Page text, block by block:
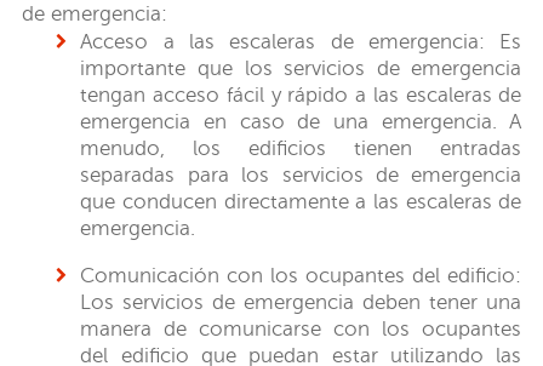
de emergencia:
Acceso a las escaleras de emergencia: Es
importante que los servicios de emergencia
tengan acceso fácil y rápido a las escaleras de
emergencia en caso de una emergencia. A
menudo, los edificios tienen entradas
separadas para los servicios de emergencia
que conducen directamente a las escaleras de
emergencia.
Comunicación con los ocupantes del edificio:
Los servicios de emergencia deben tener una
manera de comunicarse con los ocupantes
del edificio que puedan estar utilizando las